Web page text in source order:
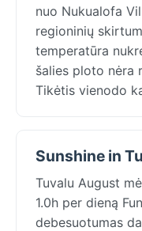
nuo Nukualofa
regioninių
temperatūra
šalies ploto nėra
Tikėtis vienodo
Sunshine in
Tuvalu August
1.0h per dieną
debesuotumas